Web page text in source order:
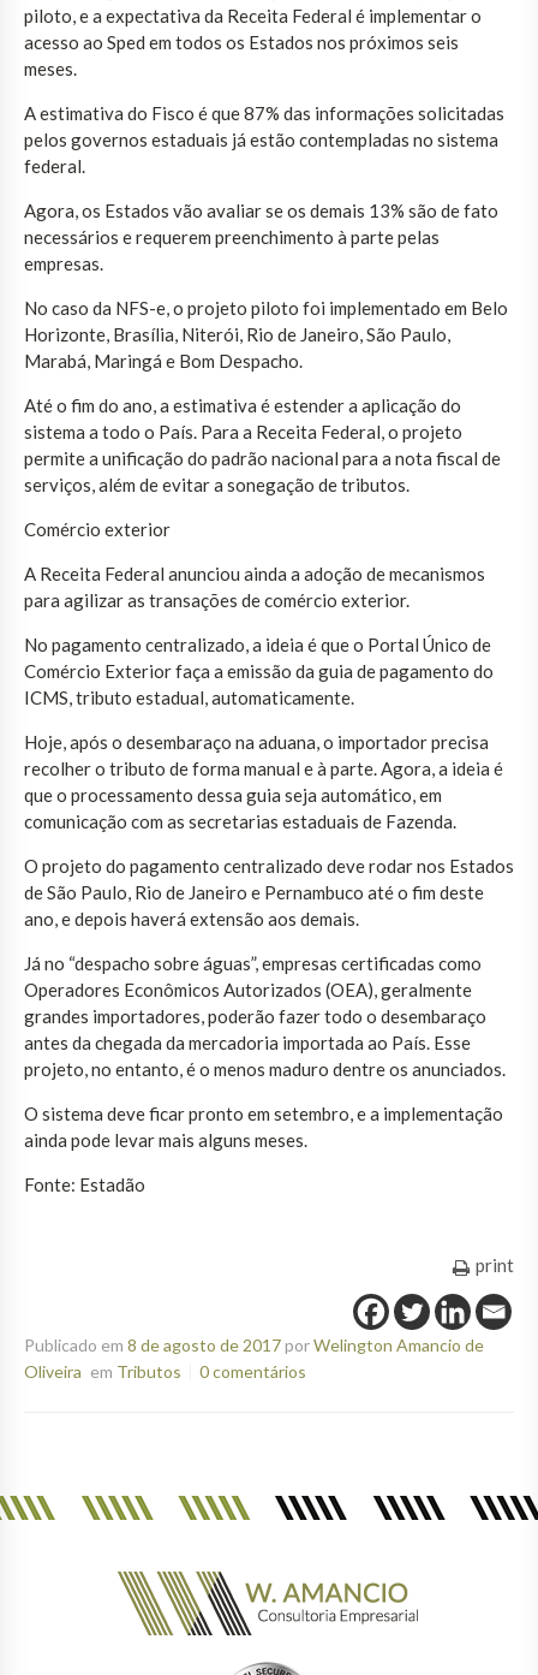
piloto, e a expectativa da Receita Federal é implementar o
acesso ao Sped em todos os Estados nos próximos seis
meses.
A estimativa do Fisco é que 87% das informações solicitadas
pelos governos estaduais já estão contempladas no sistema
federal.
Agora, os Estados vão avaliar se os demais 13% são de fato
necessários e requerem preenchimento à parte pelas
empresas.
No caso da NFS-e, o projeto piloto foi implementado em Belo
Horizonte, Brasília, Niterói, Rio de Janeiro, São Paulo,
Marabá, Maringá e Bom Despacho.
Até o fim do ano, a estimativa é estender a aplicação do
sistema a todo o País. Para a Receita Federal, o projeto
permite a unificação do padrão nacional para a nota fiscal de
serviços, além de evitar a sonegação de tributos.
Comércio exterior
A Receita Federal anunciou ainda a adoção de mecanismos
para agilizar as transações de comércio exterior.
No pagamento centralizado, a ideia é que o Portal Único de
Comércio Exterior faça a emissão da guia de pagamento do
ICMS, tributo estadual, automaticamente.
Hoje, após o desembaraço na aduana, o importador precisa
recolher o tributo de forma manual e à parte. Agora, a ideia é
que o processamento dessa guia seja automático, em
comunicação com as secretarias estaduais de Fazenda.
O projeto do pagamento centralizado deve rodar nos Estados
de São Paulo, Rio de Janeiro e Pernambuco até o fim deste
ano, e depois haverá extensão aos demais.
Já no “despacho sobre águas”, empresas certificadas como
Operadores Econômicos Autorizados (OEA), geralmente
grandes importadores, poderão fazer todo o desembaraço
antes da chegada da mercadoria importada ao País. Esse
projeto, no entanto, é o menos maduro dentre os anunciados.
O sistema deve ficar pronto em setembro, e a implementação
ainda pode levar mais alguns meses.
Fonte: Estadão
print
Publicado em 8 de agosto de 2017porWelington Amancio de
Oliveira em Tributos 0 comentários